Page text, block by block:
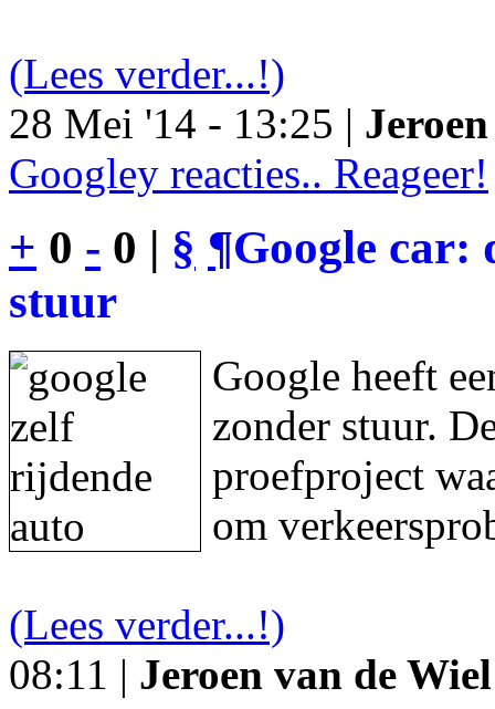
(Lees verder...!)
28 Mei '14 - 13:25 |
Googley reacties.. Reageer!
+ 0 - 0 | § ¶Google car:
stuur
Google heeft
zonder stuur.
proefproject
om
(Lees verder...!)
08:11 | Jeroen van de Wiel